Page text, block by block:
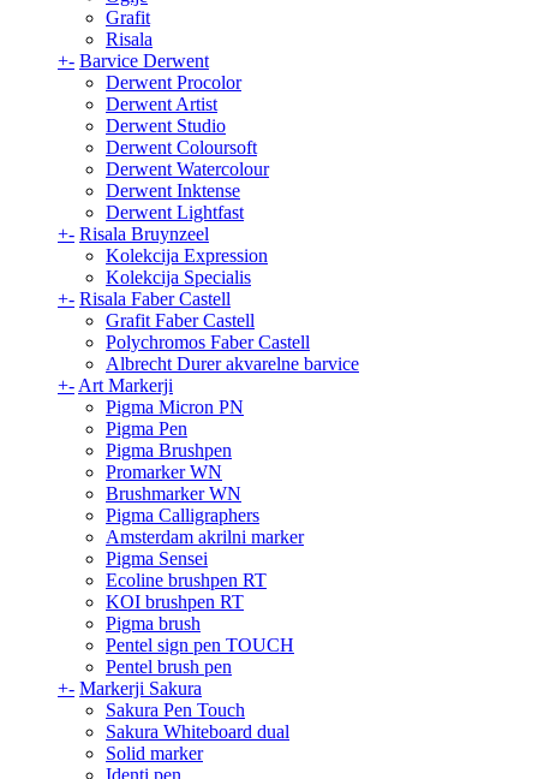
Grafit
Risala
+- Barvice Derwent
Derwent Procolor
Derwent Artist
Derwent Studio
Derwent Coloursoft
Derwent Watercolour
Derwent Inktense
Derwent Lightfast
+- Risala Bruynzeel
Kolekcija Expression
Kolekcija Specialis
+- Risala Faber Castell
Grafit Faber Castell
Polychromos Faber Castell
Albrecht Durer akvarelne barvice
+- Art Markerji
Pigma Micron PN
Pigma Pen
Pigma Brushpen
Promarker WN
Brushmarker WN
Pigma Calligraphers
Amsterdam akrilni marker
Pigma Sensei
Ecoline brushpen RT
KOI brushpen RT
Pigma brush
Pentel sign pen TOUCH
Pentel brush pen
+- Markerji Sakura
Sakura Pen Touch
Sakura Whiteboard dual
Solid marker
Identi pen